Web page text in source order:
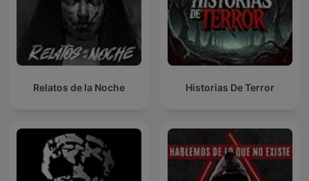
Relatos de la Noche Historias De Terror